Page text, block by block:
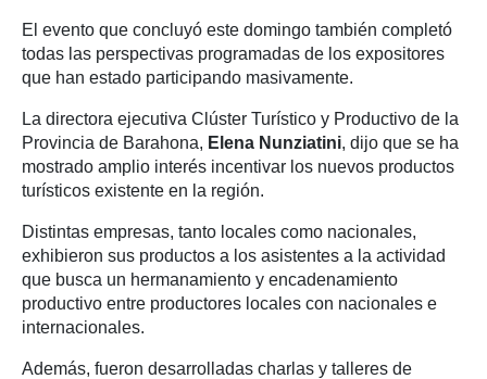
El evento que concluyó este domingo también completó
todas las perspectivas programadas de los expositores
que han estado participando masivamente.
La directora ejecutiva Clúster Turístico y Productivo de la
Provincia de Barahona, Elena Nunziatini, dijo que se ha
mostrado amplio interés incentivar los nuevos productos
turísticos existente en la región.
Distintas empresas, tanto locales como nacionales,
exhibieron sus productos a los asistentes a la actividad
que busca un hermanamiento y encadenamiento
productivo entre productores locales con nacionales e
internacionales.
Además, fueron desarrolladas charlas y talleres de